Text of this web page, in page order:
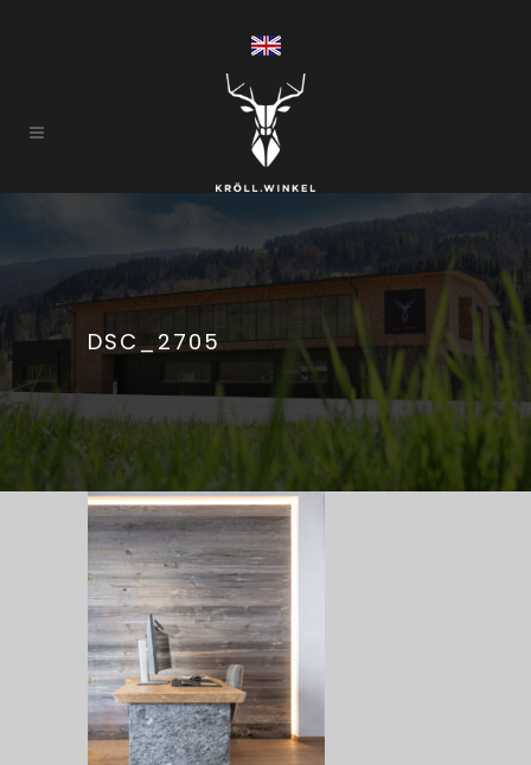
DSC_2705